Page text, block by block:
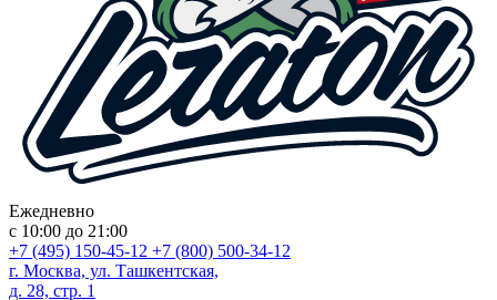
Ежедневно
с 10:00 до 21:00
+7 (495) 150-45-12 +7 (800) 500-34-12
г. Москва, ул. Ташкентская,
д. 28, стр. 1